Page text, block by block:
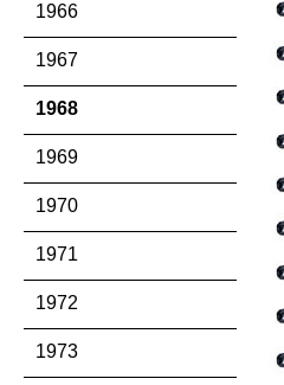
1966
1967
1968
1969
1970
1971
1972
1973